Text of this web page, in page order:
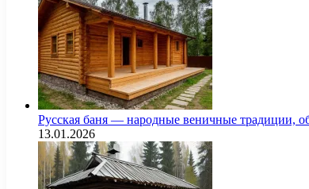
Русская баня — народные веничные традиции,
13.01.2026